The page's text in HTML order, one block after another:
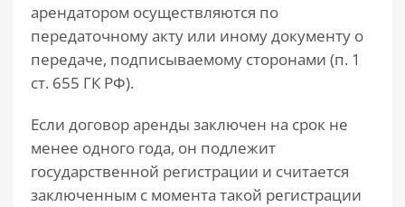
арендатором осуществляются по
передаточному акту или иному документу о
передаче, подписываемому сторонами (п. 1
ст. 655 ГК РФ).
Если договор аренды заключен на срок не
менее одного года, он подлежит
государственной регистрации и считается
заключенным с момента такой регистрации